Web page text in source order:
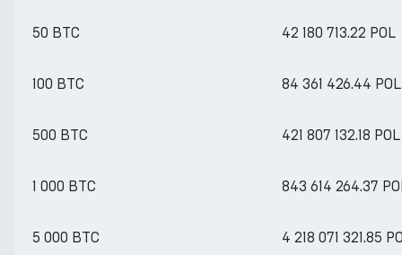
50 BTC 42 180 713.22 POL
100 BTC 84 361 426.44 POL
500 BTC 421 807 132.18 POL
1 000 BTC 843 614 264.37
5 000 BTC 4 218 071 321.85